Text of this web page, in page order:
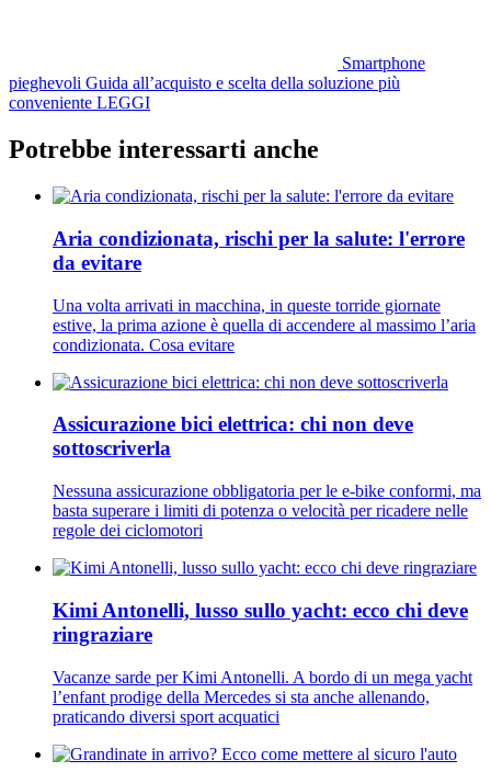
Smartphone
pieghevoli Guida all’acquisto e scelta della soluzione più
conveniente LEGGI
Potrebbe interessarti anche
Aria condizionata, rischi per la salute: l'errore
da evitare
Una volta arrivati in macchina, in queste torride giornate
estive, la prima azione è quella di accendere al massimo l’aria
condizionata. Cosa evitare
Assicurazione bici elettrica: chi non deve
sottoscriverla
Nessuna assicurazione obbligatoria per le e-bike conformi, ma
basta superare i limiti di potenza o velocità per ricadere nelle
regole dei ciclomotori
Kimi Antonelli, lusso sullo yacht: ecco chi deve
ringraziare
Vacanze sarde per Kimi Antonelli. A bordo di un mega yacht
l’enfant prodige della Mercedes si sta anche allenando,
praticando diversi sport acquatici